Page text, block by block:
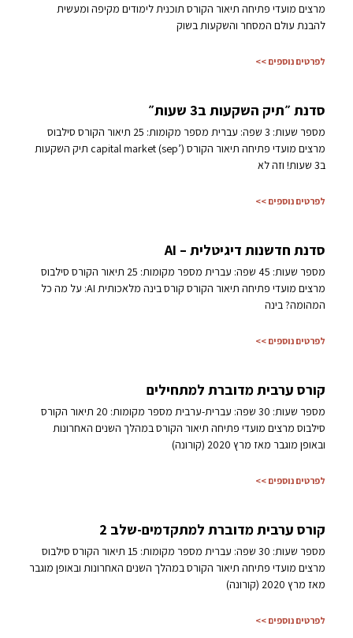
מרצים מועדי פתיחה תיאור הקורס תוכנית לימודים מקיפה ומעשית
להבנת עולם המסחר והשקעות בשוק
לפרטים נוספים >>
סדנת ״תיק השקעות ב3 שעות״
מספר שעות: 3 שפה: עברית מספר מקומות: 25 תיאור הקורס סילבוס
מרצים מועדי פתיחה תיאור הקורס capital market (sep’) תיק השקעות
ב3 שעות! וזה לא
לפרטים נוספים >>
סדנת חדשנות דיגיטלית – AI
מספר שעות: 45 שפה: עברית מספר מקומות: 25 תיאור הקורס סילבוס
מרצים מועדי פתיחה תיאור הקורס קורס בינה מלאכותית AI: על מה כל
המהומה? בינה
לפרטים נוספים >>
קורס ערבית מדוברת למתחילים
מספר שעות: 30 שפה: עברית-ערבית מספר מקומות: 20 תיאור הקורס
סילבוס מרצים מועדי פתיחה תיאור הקורס במהלך השנים האחרונות
ובאופן מוגבר מאז מרץ 2020 (קורונה)
לפרטים נוספים >>
קורס ערבית מדוברת למתקדמים-שלב 2
מספר שעות: 30 שפה: עברית מספר מקומות: 15 תיאור הקורס סילבוס
מרצים מועדי פתיחה תיאור הקורס במהלך השנים האחרונות ובאופן מוגבר
מאז מרץ 2020 (קורונה)
לפרטים נוספים >>